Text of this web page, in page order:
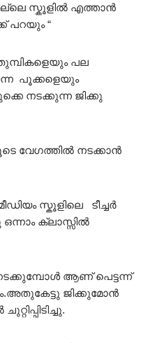
സ്കൂളിൽ എത്താൻ
പറയും “
പല
പൂക്കളെയും
നടക്കുന്ന ജിക്കു
വേഗത്തിൽ നടക്കാൻ
സ്കൂളിലെ ടീച്ചർ
ക്ലാസ്സിൽ
ആണ് പെട്ടന്ന്
ജിക്കുമോൻ